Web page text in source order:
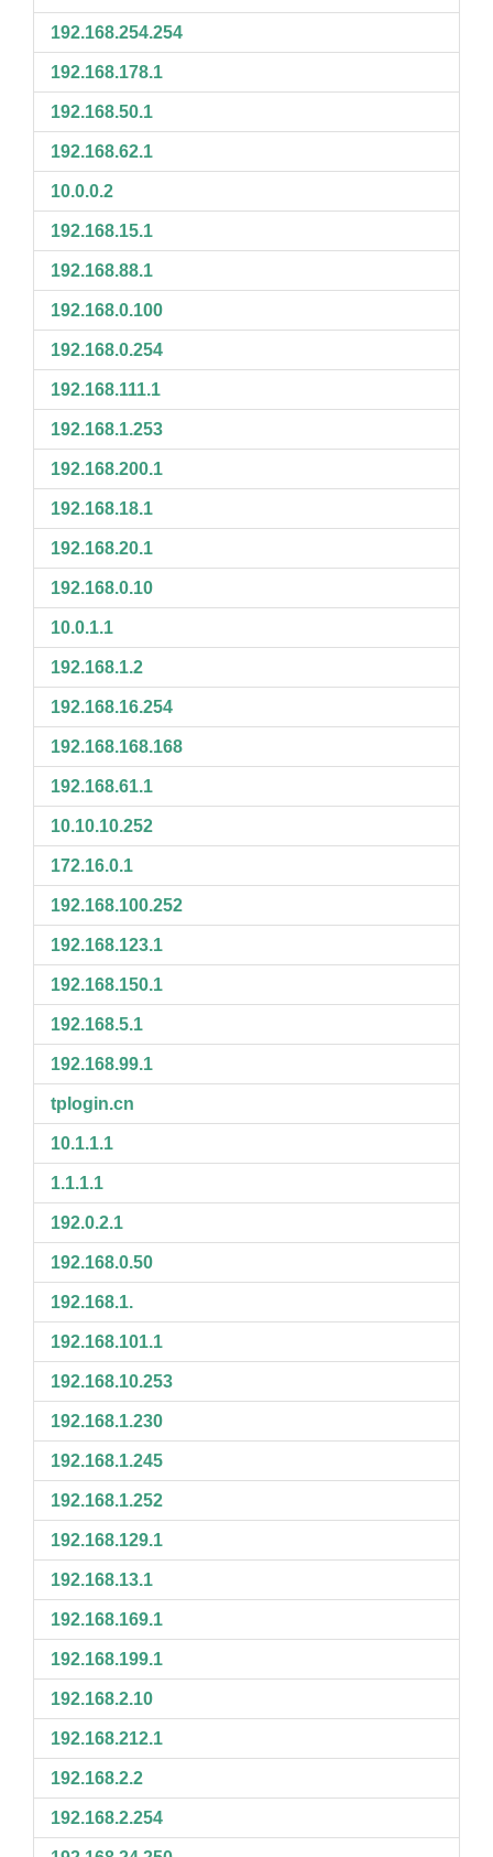
192.168.254.254
192.168.178.1
192.168.50.1
192.168.62.1
10.0.0.2
192.168.15.1
192.168.88.1
192.168.0.100
192.168.0.254
192.168.111.1
192.168.1.253
192.168.200.1
192.168.18.1
192.168.20.1
192.168.0.10
10.0.1.1
192.168.1.2
192.168.16.254
192.168.168.168
192.168.61.1
10.10.10.252
172.16.0.1
192.168.100.252
192.168.123.1
192.168.150.1
192.168.5.1
192.168.99.1
tplogin.cn
10.1.1.1
1.1.1.1
192.0.2.1
192.168.0.50
192.168.1.
192.168.101.1
192.168.10.253
192.168.1.230
192.168.1.245
192.168.1.252
192.168.129.1
192.168.13.1
192.168.169.1
192.168.199.1
192.168.2.10
192.168.212.1
192.168.2.2
192.168.2.254